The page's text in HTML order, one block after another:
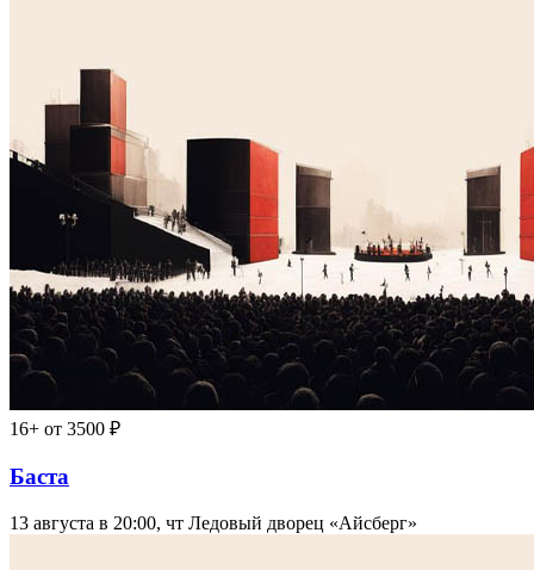
16+ от 3500 ₽
Баста
13 августа в 20:00, чт Ледовый дворец «Айсберг»